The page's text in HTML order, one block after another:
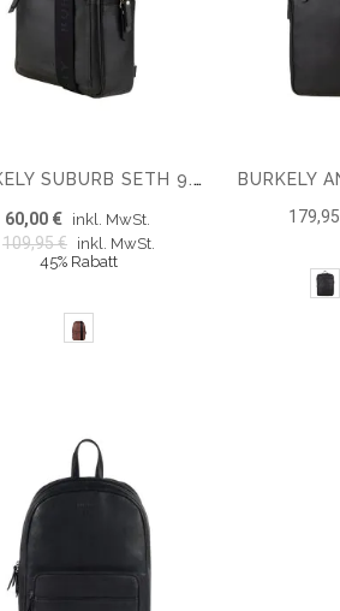
BURKELY SUBURB SETH 9.7" CHESTPACK
60,00 € inkl. MwSt.
109,95 € inkl. MwSt.
45% Rabatt